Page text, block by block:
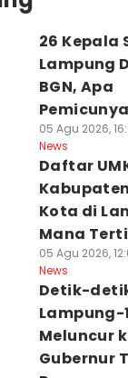
26 Kepala
Lampung
BGN, Apa
05 Agu 2026,
News
Daftar
Kota di
Mana
05 Agu 2026,
News
Detik-
Lampung-1
Meluncur
Gubernur